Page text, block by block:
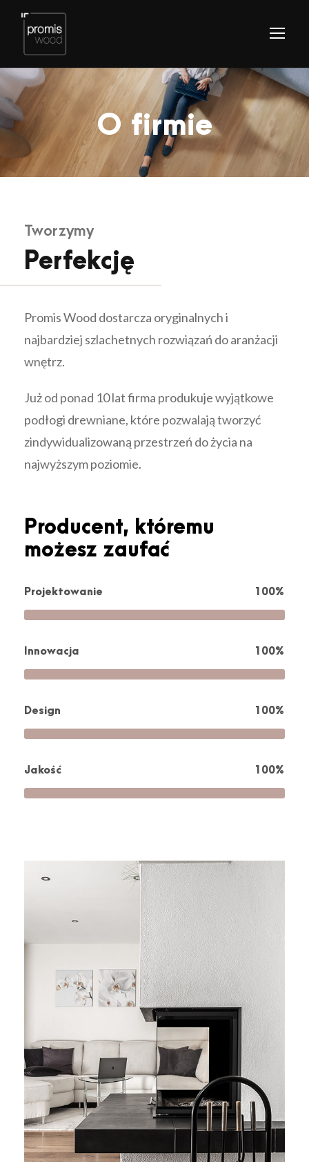
O firmie
Tworzymy
Perfekcję
Promis Wood dostarcza oryginalnych i
najbardziej szlachetnych rozwiązań do aranżacji
wnętrz.
Już od ponad 10 lat firma produkuje wyjątkowe
podłogi drewniane, które pozwalają tworzyć
zindywidualizowaną przestrzeń do życia na
najwyższym poziomie.
Producent, któremu
możesz zaufać
Projektowanie 100%
Innowacja 100%
Design 100%
Jakość 100%